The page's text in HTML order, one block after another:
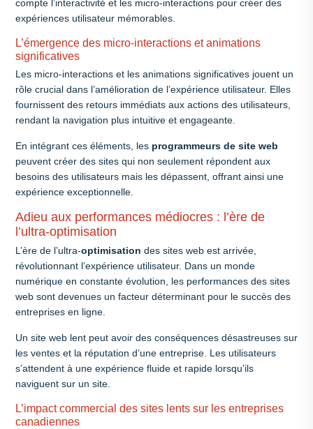
compte l’interactivité et les micro-interactions pour créer des
expériences utilisateur mémorables.
L’émergence des micro-interactions et animations
significatives
Les micro-interactions et les animations significatives jouent un
rôle crucial dans l’amélioration de l’expérience utilisateur. Elles
fournissent des retours immédiats aux actions des utilisateurs,
rendant la navigation plus intuitive et engageante.
En intégrant ces éléments, les programmeurs de site web
peuvent créer des sites qui non seulement répondent aux
besoins des utilisateurs mais les dépassent, offrant ainsi une
expérience exceptionnelle.
Adieu aux performances médiocres : l’ère de
l’ultra-optimisation
L’ère de l’ultra-optimisation des sites web est arrivée,
révolutionnant l’expérience utilisateur. Dans un monde
numérique en constante évolution, les performances des sites
web sont devenues un facteur déterminant pour le succès des
entreprises en ligne.
Un site web lent peut avoir des conséquences désastreuses sur
les ventes et la réputation d’une entreprise. Les utilisateurs
s’attendent à une expérience fluide et rapide lorsqu’ils
naviguent sur un site.
L’impact commercial des sites lents sur les entreprises
canadiennes